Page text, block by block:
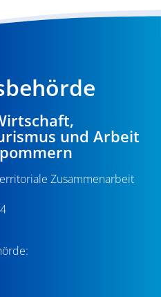
und Arbeit
Zusammenarbeit